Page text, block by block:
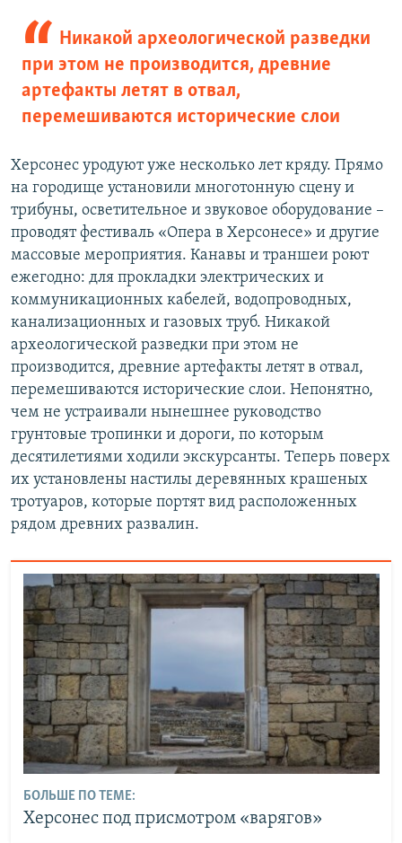
Никакой археологической разведки
при этом не производится, древние
артефакты летят в отвал,
перемешиваются исторические слои
Херсонес уродуют уже несколько лет кряду. Прямо
на городище установили многотонную сцену и
трибуны, осветительное и звуковое оборудование –
проводят фестиваль «Опера в Херсонесе» и другие
массовые мероприятия. Канавы и траншеи роют
ежегодно: для прокладки электрических и
коммуникационных кабелей, водопроводных,
канализационных и газовых труб. Никакой
археологической разведки при этом не
производится, древние артефакты летят в отвал,
перемешиваются исторические слои. Непонятно,
чем не устраивали нынешнее руководство
грунтовые тропинки и дороги, по которым
десятилетиями ходили экскурсанты. Теперь поверх
их установлены настилы деревянных крашеных
тротуаров, которые портят вид расположенных
рядом древних развалин.
БОЛЬШЕ ПО ТЕМЕ:
Херсонес под присмотром «варягов»